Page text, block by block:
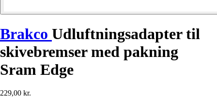
Brakco Udluftningsadapter til
skivebremser med pakning
Sram Edge
229,00 kr.